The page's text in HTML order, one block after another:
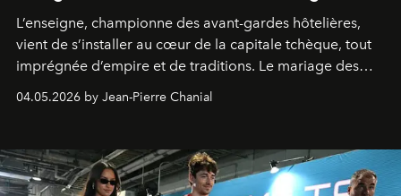
L’enseigne, championne des avant-gardes hôtelières,
vient de s’installer au cœur de la capitale tchèque, tout
imprégnée d’empire et de traditions. Le mariage des
extrêmes fait merveille.
04.05.2026 by Jean-Pierre Chanial